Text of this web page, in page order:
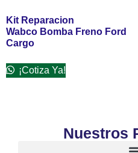
Kit Reparacion
Wabco Bomba Freno Ford
Cargo
¡Cotiza Ya!
Nuestros